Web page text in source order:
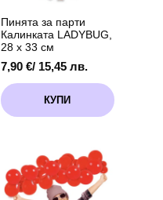
Пинята за парти
Калинката LADYBUG,
28 х 33 см
7,90 €/ 15,45 лв.
КУПИ